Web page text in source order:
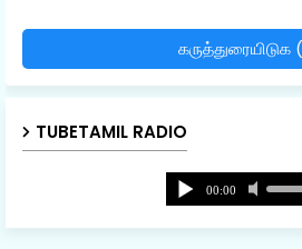
கருத்துரையிடுக
TUBETAMIL RADIO